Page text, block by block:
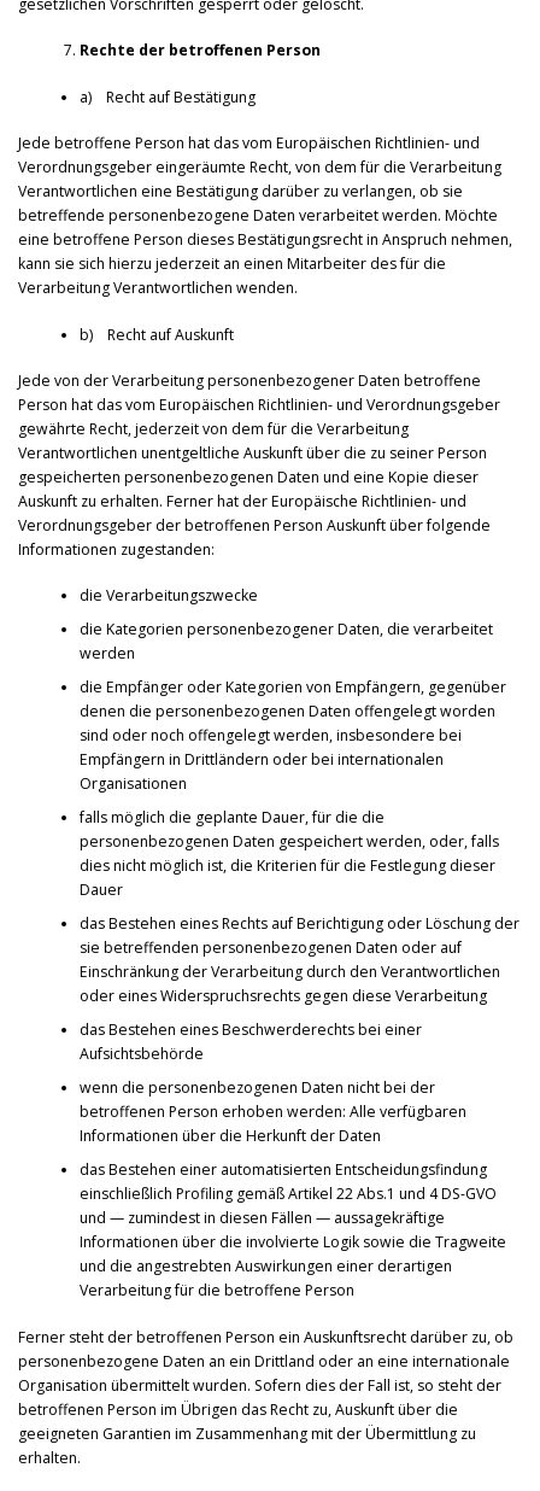
gesetzlichen Vorschriften gesperrt oder gelöscht.
Rechte der betroffenen Person
a) Recht auf Bestätigung
Jede betroffene Person hat das vom Europäischen Richtlinien- und
Verordnungsgeber eingeräumte Recht, von dem für die Verarbeitung
Verantwortlichen eine Bestätigung darüber zu verlangen, ob sie
betreffende personenbezogene Daten verarbeitet werden. Möchte
eine betroffene Person dieses Bestätigungsrecht in Anspruch nehmen,
kann sie sich hierzu jederzeit an einen Mitarbeiter des für die
Verarbeitung Verantwortlichen wenden.
b) Recht auf Auskunft
Jede von der Verarbeitung personenbezogener Daten betroffene
Person hat das vom Europäischen Richtlinien- und Verordnungsgeber
gewährte Recht, jederzeit von dem für die Verarbeitung
Verantwortlichen unentgeltliche Auskunft über die zu seiner Person
gespeicherten personenbezogenen Daten und eine Kopie dieser
Auskunft zu erhalten. Ferner hat der Europäische Richtlinien- und
Verordnungsgeber der betroffenen Person Auskunft über folgende
Informationen zugestanden:
die Verarbeitungszwecke
die Kategorien personenbezogener Daten, die verarbeitet
werden
die Empfänger oder Kategorien von Empfängern, gegenüber
denen die personenbezogenen Daten offengelegt worden
sind oder noch offengelegt werden, insbesondere bei
Empfängern in Drittländern oder bei internationalen
Organisationen
falls möglich die geplante Dauer, für die die
personenbezogenen Daten gespeichert werden, oder, falls
dies nicht möglich ist, die Kriterien für die Festlegung dieser
Dauer
das Bestehen eines Rechts auf Berichtigung oder Löschung der
sie betreffenden personenbezogenen Daten oder auf
Einschränkung der Verarbeitung durch den Verantwortlichen
oder eines Widerspruchsrechts gegen diese Verarbeitung
das Bestehen eines Beschwerderechts bei einer
Aufsichtsbehörde
wenn die personenbezogenen Daten nicht bei der
betroffenen Person erhoben werden: Alle verfügbaren
Informationen über die Herkunft der Daten
das Bestehen einer automatisierten Entscheidungsfindung
einschließlich Profiling gemäß Artikel 22 Abs.1 und 4 DS-GVO
und — zumindest in diesen Fällen — aussagekräftige
Informationen über die involvierte Logik sowie die Tragweite
und die angestrebten Auswirkungen einer derartigen
Verarbeitung für die betroffene Person
Ferner steht der betroffenen Person ein Auskunftsrecht darüber zu, ob
personenbezogene Daten an ein Drittland oder an eine internationale
Organisation übermittelt wurden. Sofern dies der Fall ist, so steht der
betroffenen Person im Übrigen das Recht zu, Auskunft über die
geeigneten Garantien im Zusammenhang mit der Übermittlung zu
erhalten.